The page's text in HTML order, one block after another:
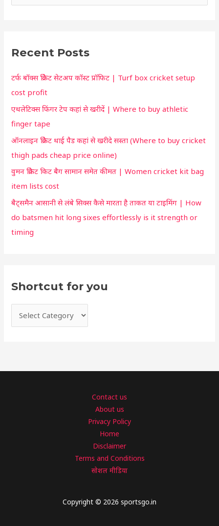
c
f
o
r
:
Recent Posts
टर्फ बॉक्स क्रिकेट सेटअप कॉस्ट प्रॉफिट | Turf box cricket setup
cost profit
एथलेटिक्स फिंगर टेप कहां से खरीदें | Where to buy athletic
finger tape
ऑनलाइन क्रिकेट थाई पैड कहां से खरीदे सस्ता (Where to buy cricket
thigh pads cheap price online)
वुमन क्रिकेट किट बैग सामान समेत कीमत | Women cricket kit bag
item lists cost
बैट्समैन आसानी से लंबे सिक्स कैसे मारता है ताकत या टाइमिंग | How
do batsmen hit long sixes effortlessly is it strength or
timing
Shortcut for you
t
f
o
r
Contact us
About us
Privacy Policy
Home
Disclaimer
Terms and Conditions
सोशल मीडिया
Copyright © 2026 sportsgo.in